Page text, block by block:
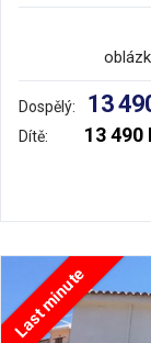
Dospělý: 13
Dítě: 13 490
Last minute